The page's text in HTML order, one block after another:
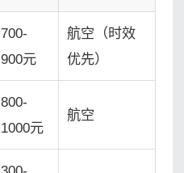
700-
900元
航空（时效
优先）
800-
1000元
航空